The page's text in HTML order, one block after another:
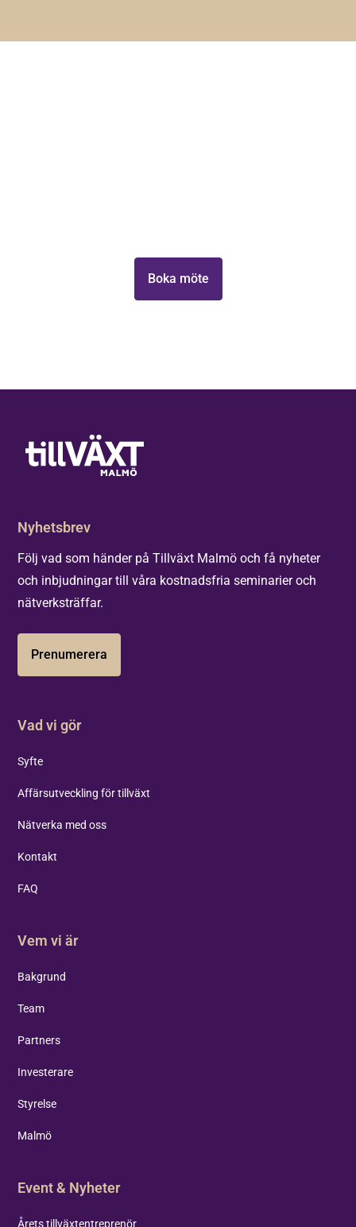
Boka möte
Nyhetsbrev
Följ vad som händer på Tillväxt Malmö och få nyheter
och inbjudningar till våra kostnadsfria seminarier och
nätverksträffar.
Prenumerera
Vad vi gör
Syfte
Affärsutveckling för tillväxt
Nätverka med oss
Kontakt
FAQ
Vem vi är
Bakgrund
Team
Partners
Investerare
Styrelse
Malmö
Event & Nyheter
Årets tillväxtentreprenör